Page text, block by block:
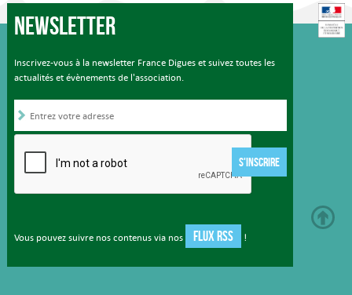
Newsletter
Inscrivez-vous à la newsletter France Digues et suivez toutes les
actualités et évènements de l'association.
S'INSCRIRE
Vous pouvez suivre nos contenus via nos FLUX RSS !